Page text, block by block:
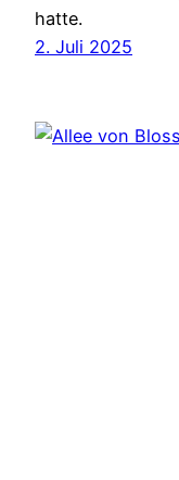
hatte.
2. Juli 2025